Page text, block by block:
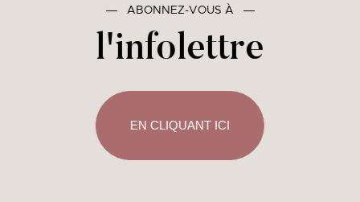
― ABONNEZ-VOUS À ―
l'infolettre
EN CLIQUANT ICI